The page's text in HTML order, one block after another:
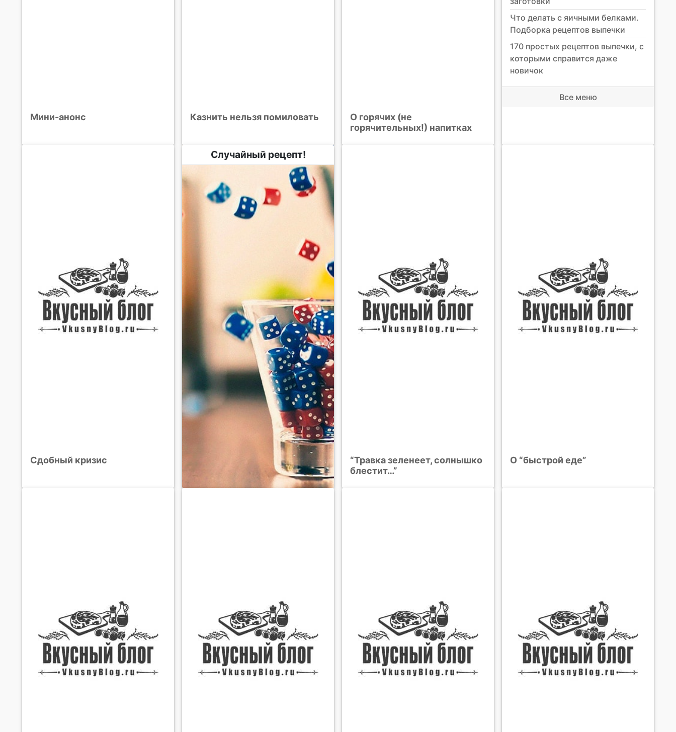
Мини-анонс Казнить нельзя помиловать
О горячих (не
горячительных!) напитках
Что делать с яичными белками.
Подборка рецептов выпечки
170 простых рецептов выпечки, с
которыми справится даже
новичок
Все меню
Сдобный кризис
Случайный рецепт!
“Травка зеленеет, солнышко
блестит…”
О “быстрой еде”